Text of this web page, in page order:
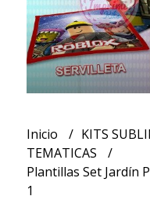
Inicio KITS
TEMATICAS
Plantillas Set Jardín
1